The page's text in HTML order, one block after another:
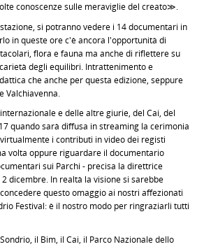
conoscenze sulle meraviglie del creato≫.
si potranno vedere i 14 documentari in
in queste ore c'è ancora l'opportunità di
flora e fauna ma anche di riflettere su
degli equilibri. Intrattenimento e
che anche per questa edizione, seppure
Valchiavenna.
e delle altre giurie, del Cai, del
quando sarà diffusa in streaming la cerimonia
i contributi in video dei registi
volta oppure riguardare il documentario
sui Parchi - precisa la direttrice
dicembre. In realtà la visione si sarebbe
questo omaggio ai nostri affezionati
Festival: è il nostro modo per ringraziarli tutti
il Bim, il Cai, il Parco Nazionale dello